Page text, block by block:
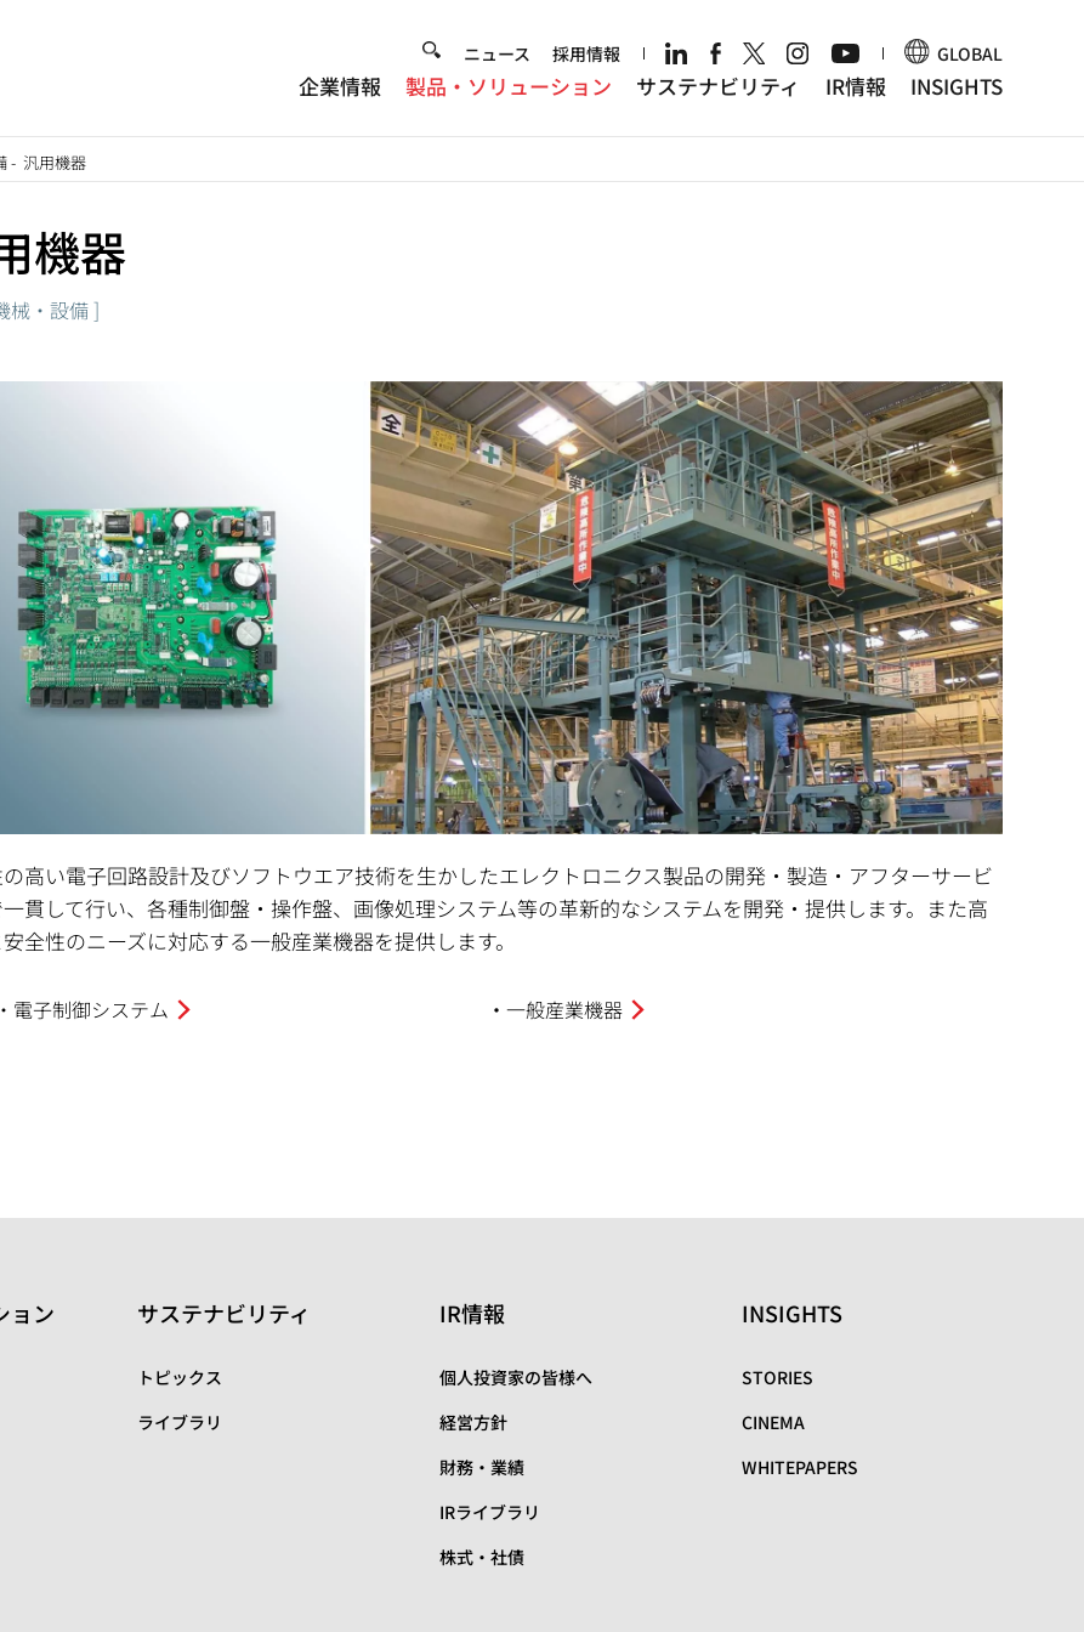
Header
ニュース 採用情報 GLOBAL
企業情報 製品・ソリューション サステナビリティ IR情報 INSIGHTS
-汎用機器
機器
械・設備]
高い電子回路設計及びソフトウエア技術を生かしたエレクトロニクス製品の開発・製造・アフターサービ
貫して行い、各種制御盤・操作盤、画像処理システム等の革新的なシステムを開発・提供します。また高
全性のニーズに対応する一般産業機器を提供します。
電子制御システム 一般産業機器
ョン サステナビリティ
トピックス
ライブラリ
IR情報
個人投資家の皆様へ
経営方針
財務・業績
IRライブラリ
株式・社債
INSIGHTS
STORIES
CINEMA
WHITEPAPERS